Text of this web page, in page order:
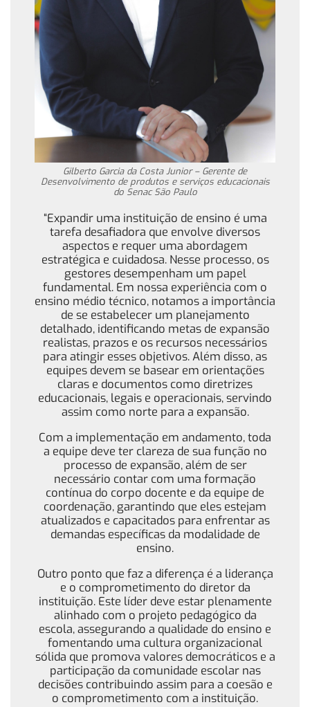
Gilberto Garcia da Costa Junior – Gerente de
Desenvolvimento de produtos e serviços educacionais
do Senac São Paulo
“Expandir uma instituição de ensino é uma
tarefa desafiadora que envolve diversos
aspectos e requer uma abordagem
estratégica e cuidadosa. Nesse processo, os
gestores desempenham um papel
fundamental. Em nossa experiência com o
ensino médio técnico, notamos a importância
de se estabelecer um planejamento
detalhado, identificando metas de expansão
realistas, prazos e os recursos necessários
para atingir esses objetivos. Além disso, as
equipes devem se basear em orientações
claras e documentos como diretrizes
educacionais, legais e operacionais, servindo
assim como norte para a expansão.
Com a implementação em andamento, toda
a equipe deve ter clareza de sua função no
processo de expansão, além de ser
necessário contar com uma formação
contínua do corpo docente e da equipe de
coordenação, garantindo que eles estejam
atualizados e capacitados para enfrentar as
demandas específicas da modalidade de
ensino.
Outro ponto que faz a diferença é a liderança
e o comprometimento do diretor da
instituição. Este líder deve estar plenamente
alinhado com o projeto pedagógico da
escola, assegurando a qualidade do ensino e
fomentando uma cultura organizacional
sólida que promova valores democráticos e a
participação da comunidade escolar nas
decisões contribuindo assim para a coesão e
o comprometimento com a instituição.